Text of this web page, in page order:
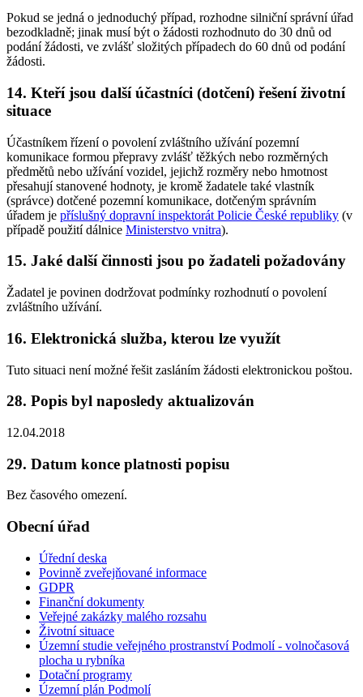
Pokud se jedná o jednoduchý případ, rozhodne silniční správní úřad
bezodkladně; jinak musí být o žádosti rozhodnuto do 30 dnů od
podání žádosti, ve zvlášť složitých případech do 60 dnů od podání
žádosti.
14. Kteří jsou další účastníci (dotčení) řešení životní
situace
Účastníkem řízení o povolení zvláštního užívání pozemní
komunikace formou přepravy zvlášť těžkých nebo rozměrných
předmětů nebo užívání vozidel, jejichž rozměry nebo hmotnost
přesahují stanovené hodnoty, je kromě žadatele také vlastník
(správce) dotčené pozemní komunikace, dotčeným správním
úřadem je příslušný dopravní inspektorát Policie České republiky (v
případě použití dálnice Ministerstvo vnitra).
15. Jaké další činnosti jsou po žadateli požadovány
Žadatel je povinen dodržovat podmínky rozhodnutí o povolení
zvláštního užívání.
16. Elektronická služba, kterou lze využít
Tuto situaci není možné řešit zasláním žádosti elektronickou poštou.
28. Popis byl naposledy aktualizován
12.04.2018
29. Datum konce platnosti popisu
Bez časového omezení.
Obecní úřad
Úřední deska
Povinně zveřejňované informace
GDPR
Finanční dokumenty
Veřejné zakázky malého rozsahu
Životní situace
Územní studie veřejného prostranství Podmolí - volnočasová
plocha u rybníka
Dotační programy
Územní plán Podmolí